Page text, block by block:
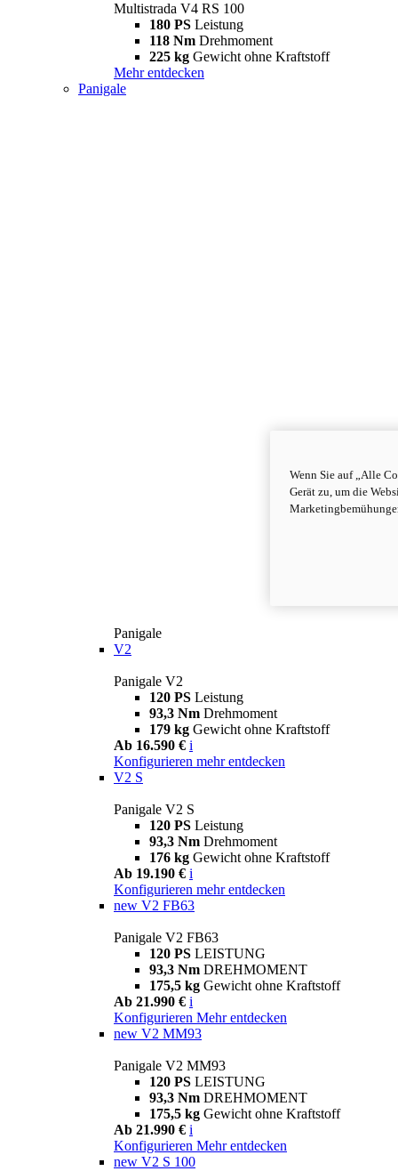
Multistrada V4 RS 100
180 PS Leistung
118 Nm Drehmoment
225 kg Gewicht ohne Kraftstoff
Mehr entdecken
Panigale
Panigale
V2
Panigale V2
120 PS Leistung
93,3 Nm Drehmoment
179 kg Gewicht ohne Kraftstoff
Ab 16.590 € i
Konfigurieren mehr entdecken
V2 S
Panigale V2 S
120 PS Leistung
93,3 Nm Drehmoment
176 kg Gewicht ohne Kraftstoff
Ab 19.190 € i
Konfigurieren mehr entdecken
new V2 FB63
Panigale V2 FB63
120 PS LEISTUNG
93,3 Nm DREHMOMENT
175,5 kg Gewicht ohne Kraftstoff
Ab 21.990 € i
Konfigurieren Mehr entdecken
new V2 MM93
Panigale V2 MM93
120 PS LEISTUNG
93,3 Nm DREHMOMENT
175,5 kg Gewicht ohne Kraftstoff
Ab 21.990 € i
Konfigurieren Mehr entdecken
new V2 S 100
Wenn Sie auf „Alle
Gerät zu, um die